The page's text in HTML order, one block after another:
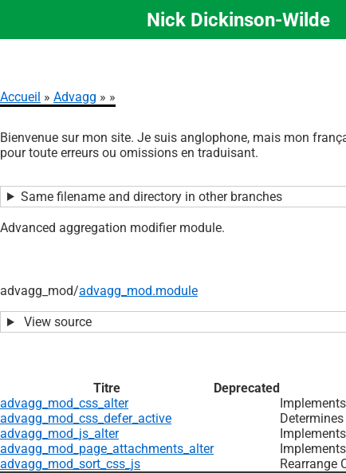
Aller
principal
Nick Dickinson-Wilde
d'Ariane
Accueil Advagg
Bienvenue sur mon site. Je suis anglophone, mais mon
pour toute erreurs ou omissions en traduisant.
Same filename and directory in other branches
Advanced aggregation modifier module.
advagg_mod/advagg_mod.module
View source
Titre Deprecated
advagg_mod_css_alter
advagg_mod_css_defer_active
advagg_mod_js_alter
advagg_mod_page_attachments_alter
advagg_mod_sort_css_js
Rearrange